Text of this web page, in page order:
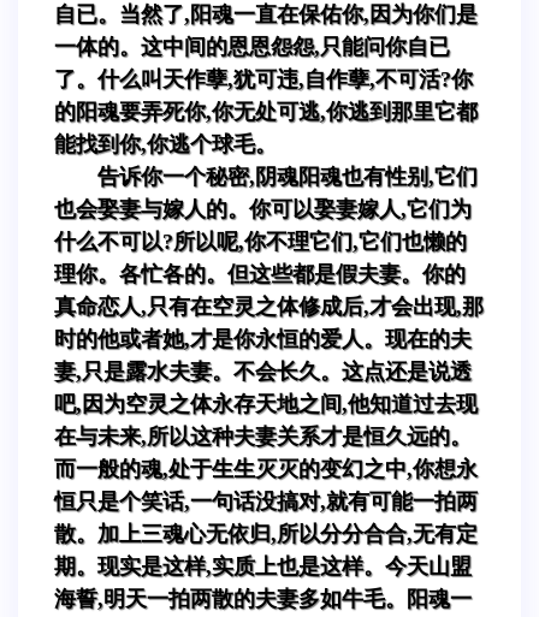
自已。当然了,阳魂一直在保佑你,因为你们是
一体的。这中间的恩恩怨怨,只能问你自已
了。什么叫天作孽,犹可违,自作孽,不可活?你
的阳魂要弄死你,你无处可逃,你逃到那里它都
能找到你,你逃个球毛。
告诉你一个秘密,阴魂阳魂也有性别,它们
也会娶妻与嫁人的。你可以娶妻嫁人,它们为
什么不可以?所以呢,你不理它们,它们也懒的
理你。各忙各的。但这些都是假夫妻。你的
真命恋人,只有在空灵之体修成后,才会出现,那
时的他或者她,才是你永恒的爱人。现在的夫
妻,只是露水夫妻。不会长久。这点还是说透
吧,因为空灵之体永存天地之间,他知道过去现
在与未来,所以这种夫妻关系才是恒久远的。
而一般的魂,处于生生灭灭的变幻之中,你想永
恒只是个笑话,一句话没搞对,就有可能一拍两
散。加上三魂心无依归,所以分分合合,无有定
期。现实是这样,实质上也是这样。今天山盟
海誓,明天一拍两散的夫妻多如牛毛。阳魂一